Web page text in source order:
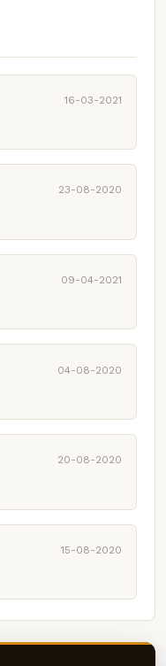
16-03-2021
23-08-2020
09-04-2021
04-08-2020
20-08-2020
15-08-2020